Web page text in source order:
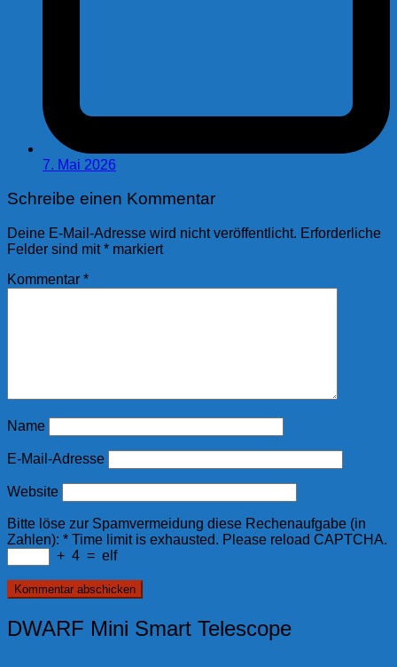
7. Mai 2026
Schreibe einen Kommentar
Deine E-Mail-Adresse wird nicht veröffentlicht. Erforderliche
Felder sind mit* markiert
Kommentar *
Name
E-Mail-Adresse
Website
Bitte löse zur Spamvermeidung diese Rechenaufgabe (in
Zahlen): * Time limit is exhausted. Please reload CAPTCHA.
+ 4 = elf
DWARF Mini Smart Telescope